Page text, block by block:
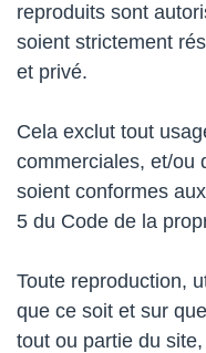
reproduits sont
soient strictement
et privé.
Cela exclut tout
commerciales, et/ou
soient conformes
5 du Code de la
Toute reproduction,
que ce soit et sur
tout ou partie du